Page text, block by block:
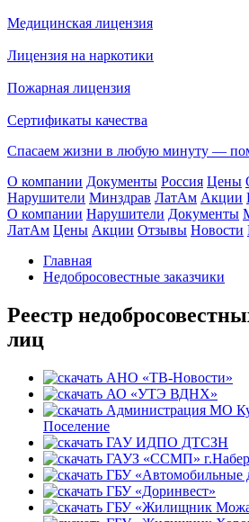
Медицинская лицензия
Лицензия на наркотики
Пожарная лицензия
Сертификаты качества
Спасаем жизни в любую минуту —
О компании Документы Россия Цены
Нарушители Минздрав ЛатАм Акции
О компании Нарушители Документы
ЛатАм Цены Акции Отзывы Новости
Главная
Недобросовестные заказчики
Реестр
лиц
АНО «ТВ-Новости»
АО «УТЭ ВДНХ»
Администрация МО
Поселение
ГАУ ИДПО ДТСЗН
ГАУЗ «ССМП»
ГБУ «Автомобильные
ГБУ «Доринвест»
ГБУ «Жилищник